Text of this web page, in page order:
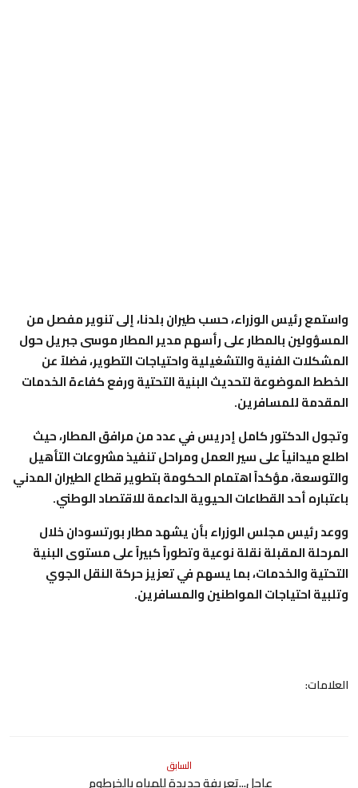
واستمع رئيس الوزراء، حسب طيران بلدنا، إلى تنوير مفصل من
المسؤولين بالمطار على رأسهم مدير المطار موسى جبريل حول
المشكلات الفنية والتشغيلية واحتياجات التطوير، فضلاً عن
الخطط الموضوعة لتحديث البنية التحتية ورفع كفاءة الخدمات
المقدمة للمسافرين.
وتجول الدكتور كامل إدريس في عدد من مرافق المطار، حيث
اطلع ميدانياً على سير العمل ومراحل تنفيذ مشروعات التأهيل
والتوسعة، مؤكداً اهتمام الحكومة بتطوير قطاع الطيران المدني
باعتباره أحد القطاعات الحيوية الداعمة للاقتصاد الوطني.
ووعد رئيس مجلس الوزراء بأن يشهد مطار بورتسودان خلال
المرحلة المقبلة نقلة نوعية وتطوراً كبيراً على مستوى البنية
التحتية والخدمات، بما يسهم في تعزيز حركة النقل الجوي
وتلبية احتياجات المواطنين والمسافرين.
العلامات:
السابق
عاجل...تعريفة جديدة للمياه بالخرطوم